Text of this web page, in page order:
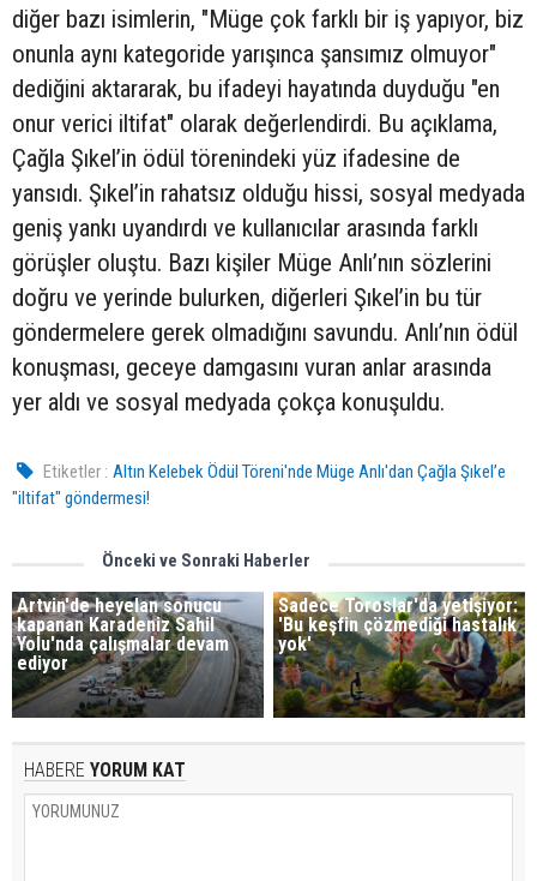
diğer bazı isimlerin, "Müge çok farklı bir iş yapıyor, biz
onunla aynı kategoride yarışınca şansımız olmuyor"
dediğini aktararak, bu ifadeyi hayatında duyduğu "en
onur verici iltifat" olarak değerlendirdi. Bu açıklama,
Çağla Şıkel’in ödül törenindeki yüz ifadesine de
yansıdı. Şıkel’in rahatsız olduğu hissi, sosyal medyada
geniş yankı uyandırdı ve kullanıcılar arasında farklı
görüşler oluştu. Bazı kişiler Müge Anlı’nın sözlerini
doğru ve yerinde bulurken, diğerleri Şıkel’in bu tür
göndermelere gerek olmadığını savundu. Anlı’nın ödül
konuşması, geceye damgasını vuran anlar arasında
yer aldı ve sosyal medyada çokça konuşuldu.
Etiketler : Altın Kelebek Ödül Töreni'nde Müge Anlı'dan Çağla Şıkel’e
"iltifat" göndermesi!
Önceki ve Sonraki Haberler
Artvin'de heyelan sonucu
kapanan Karadeniz Sahil
Yolu'nda çalışmalar devam
ediyor
Sadece Toroslar'da yetişiyor:
'Bu keşfin çözmediği hastalık
yok'
HABERE YORUM KAT